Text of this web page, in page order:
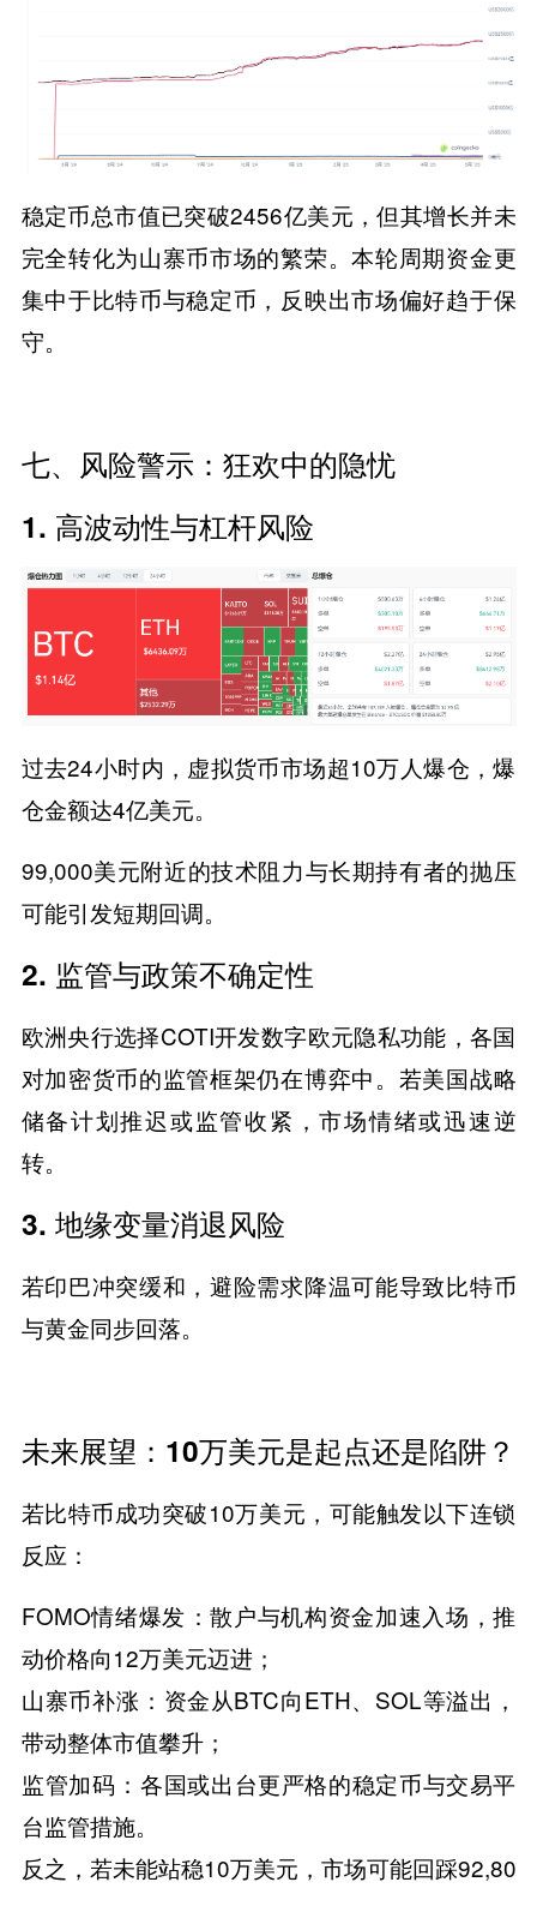
稳定币总市值已突破2456亿美元，但其增长并未
完全转化为山寨币市场的繁荣。本轮周期资金更
集中于比特币与稳定币，反映出市场偏好趋于保
守。
​​七、风险警示：狂欢中的隐忧​​
1. ​​高波动性与杠杆风险​​
过去24小时内，虚拟货币市场超10万人爆仓，爆
仓金额达4亿美元。
99,000美元附近的技术阻力与长期持有者的抛压
可能引发短期回调。
2. ​​监管与政策不确定性​​
欧洲央行选择COTI开发数字欧元隐私功能，各国
对加密货币的监管框架仍在博弈中。若美国战略
储备计划推迟或监管收紧，市场情绪或迅速逆
转。
3. ​​地缘变量消退风险​​
若印巴冲突缓和，避险需求降温可能导致比特币
与黄金同步回落。
未来展望：10万美元是起点还是陷阱？​​
若比特币成功突破10万美元，可能触发以下连锁
反应：
​​FOMO情绪爆发​​：散户与机构资金加速入场，推
动价格向12万美元迈进；
​​山寨币补涨​​：资金从BTC向ETH、SOL等溢出，
带动整体市值攀升；
​​监管加码​​：各国或出台更严格的稳定币与交易平
台监管措施。
反之，若未能站稳10万美元，市场可能回踩92,80